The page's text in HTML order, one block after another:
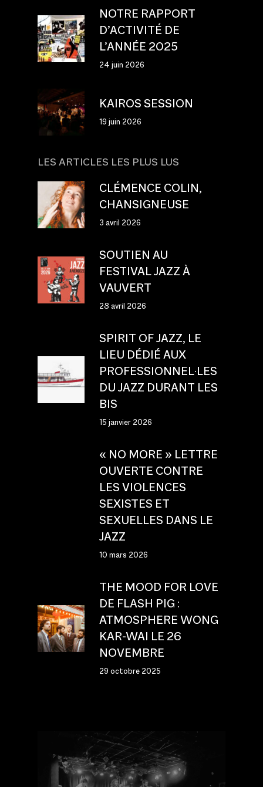
NOTRE RAPPORT
D’ACTIVITÉ DE
L’ANNÉE 2025
24 juin 2026
KAIROS SESSION
19 juin 2026
LES ARTICLES LES PLUS LUS
CLÉMENCE COLIN,
CHANSIGNEUSE
3 avril 2026
SOUTIEN AU
FESTIVAL JAZZ À
VAUVERT
28 avril 2026
SPIRIT OF JAZZ, LE
LIEU DÉDIÉ AUX
PROFESSIONNEL·LES
DU JAZZ DURANT LES
BIS
15 janvier 2026
« NO MORE » LETTRE
OUVERTE CONTRE
LES VIOLENCES
SEXISTES ET
SEXUELLES DANS LE
JAZZ
10 mars 2026
THE MOOD FOR LOVE
DE FLASH PIG :
ATMOSPHERE WONG
KAR-WAI LE 26
NOVEMBRE
29 octobre 2025